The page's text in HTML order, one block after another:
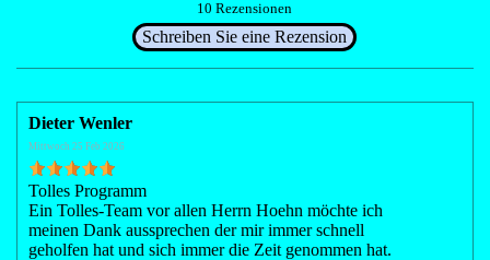
10 Rezensionen
Dieter Wenler
Mittwoch 25 Feb 2026
Tolles Programm
Ein Tolles-Team vor allen Herrn Hoehn möchte ich
meinen Dank aussprechen der mir immer schnell
geholfen hat und sich immer die Zeit genommen hat.